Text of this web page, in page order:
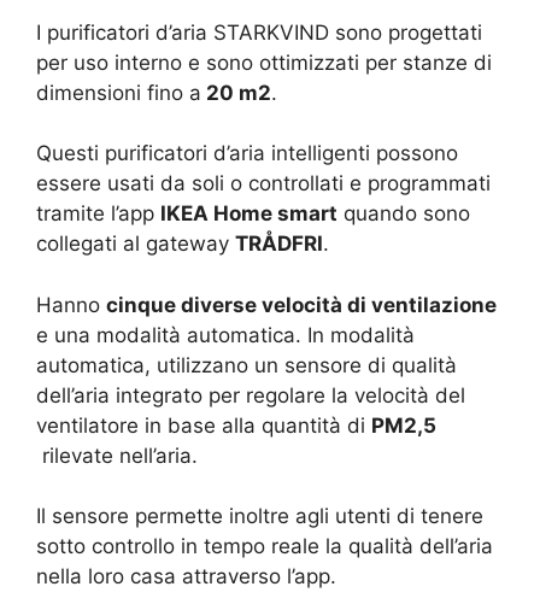
I purificatori d’aria STARKVIND sono progettati
per uso interno e sono ottimizzati per stanze di
dimensioni fino a 20 m2.
Questi purificatori d’aria intelligenti possono
essere usati da soli o controllati e programmati
tramite l’app IKEA Home smart quando sono
collegati al gateway TRÅDFRI.
Hanno cinque diverse velocità di ventilazione
e una modalità automatica. In modalità
automatica, utilizzano un sensore di qualità
dell’aria integrato per regolare la velocità del
ventilatore in base alla quantità di PM2,5
rilevate nell’aria.
Il sensore permette inoltre agli utenti di tenere
sotto controllo in tempo reale la qualità dell’aria
nella loro casa attraverso l’app.